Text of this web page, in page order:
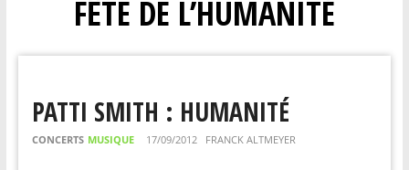
FÊTE DE L’HUMANITÉ
PATTI SMITH : HUMANITÉ
CONCERTS MUSIQUE 17/09/2012 FRANCK ALTMEYER